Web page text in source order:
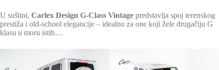
U suštini, Carlex Design G-Class Vintage predstavlja spoj terenskog
prestiža i old-school elegancije – idealno za one koji žele drugačiju G
klasu u moru istih…